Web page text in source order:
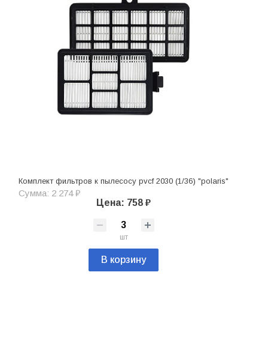
Комплект фильтров к пылесосу pvcf 2030 (1/36) "polaris"
Сумма: 2 274 ₽
Цена: 758 ₽
шт
В корзину